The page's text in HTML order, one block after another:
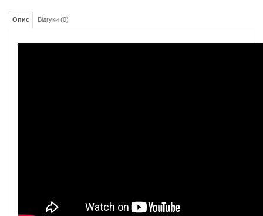
Опис Відгуки (0)